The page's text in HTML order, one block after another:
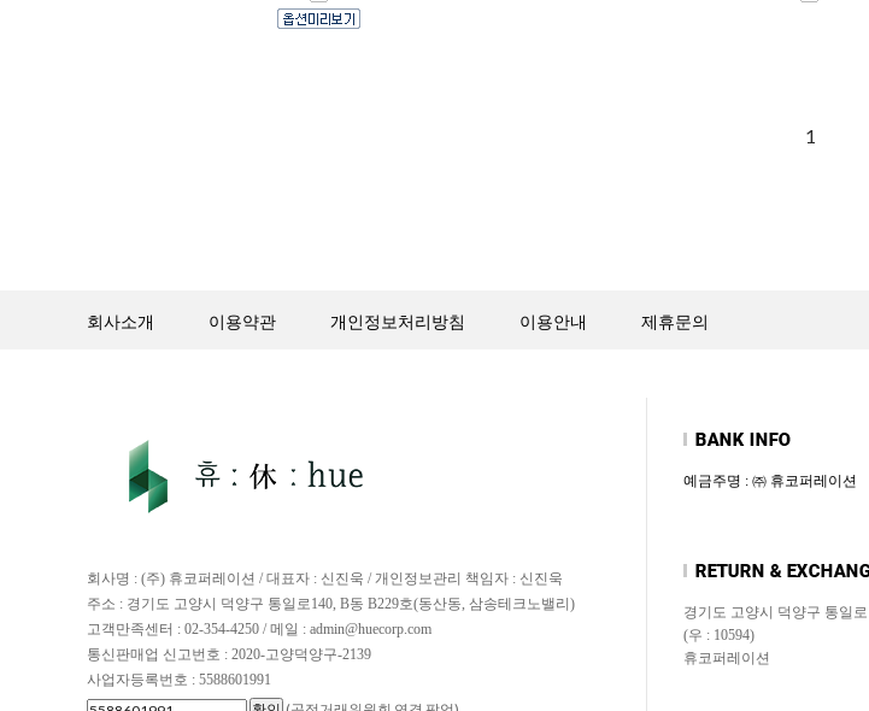
1
회사소개 이용약관 개인정보처리방침 이용안내 제휴문의
회사명 : (주) 휴코퍼레이션 / 대표자 : 신진욱 / 개인정보관리 책임자 : 신진욱
주소 : 경기도 고양시 덕양구 통일로140, B동 B229호(동산동, 삼송테크노밸리)
고객만족센터 : 02-354-4250 / 메일 : admin@huecorp.com
통신판매업 신고번호 : 2020-고양덕양구-2139
사업자등록번호 : 5588601991
예금주명 : ㈜ 휴코퍼레이션
경기도 고양시 덕양구 통일
(우 : 10594)
휴코퍼레이션